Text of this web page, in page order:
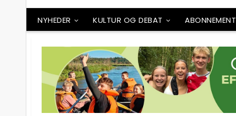
NYHEDER KULTUR OG DEBAT ABONNEMENT